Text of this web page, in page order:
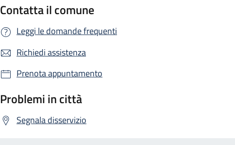
Contatta il comune
Leggi le domande frequenti
Richiedi assistenza
Prenota appuntamento
Problemi in città
Segnala disservizio